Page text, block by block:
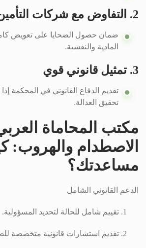
2. التفاوض مع شركات التأمين
ضمان حصول الضحايا على تعويض
المادية والنفسية.
3. تمثيل قانوني قوي
تقديم الدفاع القانوني في المحكمة
تحقيق العدالة.
مكتب المحاماة
الاصطدام والهروب:
مساعدتك؟
الدعم القانوني الشامل
تقييم شامل للحالة لتحديد المسؤولية.
تقديم استشارات قانونية متخصصة